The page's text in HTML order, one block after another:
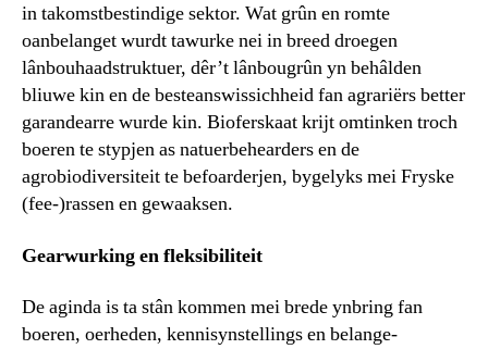
in takomstbestindige sektor. Wat grûn en romte
oanbelanget wurdt tawurke nei in breed droegen
lânbouhaadstruktuer, dêr’t lânbougrûn yn behâlden
bliuwe kin en de besteanswissichheid fan agrariërs better
garandearre wurde kin. Bioferskaat krijt omtinken troch
boeren te stypjen as natuerbehearders en de
agrobiodiversiteit te befoarderjen, bygelyks mei Fryske
(fee-)rassen en gewaaksen.
Gearwurking en fleksibiliteit
De aginda is ta stân kommen mei brede ynbring fan
boeren, oerheden, kennisynstellings en belange-